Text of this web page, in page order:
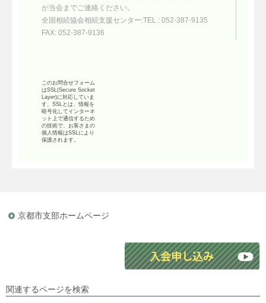
が当会までご連絡ください。
全国相続協会相続支援センター:TEL : 052-387-9135
FAX: 052-387-9136
このお問合せフォーム
はSSL(Secure Socket
Layer)に対応していま
す。SSLとは、情報を
暗号化してインターネ
ット上で通信するため
の技術で、お客さまの
個人情報はSSLにより
保護されます。
京都市支部ホームページ
関連するページを検索